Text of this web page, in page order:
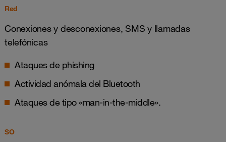
Red
Conexiones y desconexiones, SMS y llamadas
telefónicas
Ataques de phishing
Actividad anómala del Bluetooth
Ataques de tipo «man-in-the-middle».
SO